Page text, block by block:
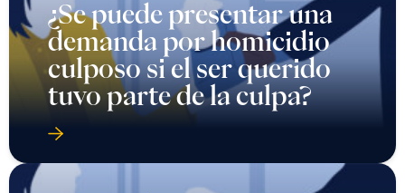
¿Se puede presentar una
demanda por homicidio
culposo si el ser querido
tuvo parte de la culpa?